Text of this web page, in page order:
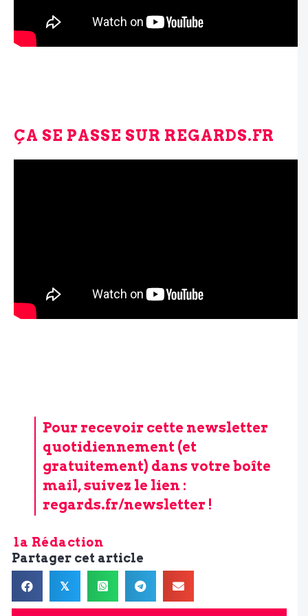
ÇA SE PASSE SUR REGARDS.FR
Pour recevoir cette newsletter
quotidiennement (et
gratuitement) dans votre boîte
mail, suivez le lien :
regards.fr/newsletter !
la Rédaction
Partager cet article
𝕏